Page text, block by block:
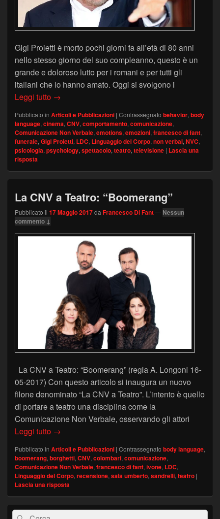
Gigi Proietti è morto pochi giorni fa all’età di 80 anni
nello stesso giorno del suo compleanno, questo è un
grande e doloroso lutto per i romani e per tutti gli
italiani che lo hanno amato. Oggi si svolgono i
Leggi tutto Il Linguaggio del Corpo di Gigi Proietti
→
Pubblicato in Articoli e Pubblicazioni | Contrassegnato behavior, body
language, cinema, CNV, comportamento, comunicazione,
Comunicazione Non Verbale, emotions, emozioni, francesco di fant,
funerale, Gigi Proietti, LDC, Linguaggio del Corpo, non verbal, NVC,
psicologia, psychology, spettacolo, teatro, televisione | Lascia una
risposta
La CNV a Teatro: “Boomerang”
Pubblicato il 17 Maggio 2017da Francesco Di Fant— Nessun
commento ↓
La CNV a Teatro: “Boomerang” (regia A. Longoni 16-
05-2017) Con questo articolo si inaugura un nuovo
filone denominato “La CNV a Teatro”. L’intento è quello
di portare a teatro una disciplina come la
Comunicazione Non Verbale, osservando gli attori
Leggi tutto La CNV a Teatro: “Boomerang”
→
Pubblicato in Articoli e Pubblicazioni | Contrassegnato body language,
boomerang, borghetti, CNV, colombari, comunicazione,
Comunicazione Non Verbale, francesco di fant, ivone, LDC,
Linguaggio del Corpo, recensione, sala umberto, sandrelli, teatro |
Lascia una risposta
Area
Cerca:Cerca